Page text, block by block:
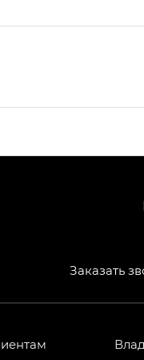
— GB AWD,
Заказать